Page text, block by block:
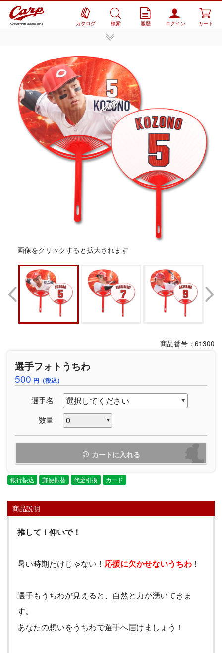
CARP OFFICIAL GOODS SHOP カタログ 検索 履歴 ログイン カート
画像をクリックすると拡大されます
商品番号：61300
選手フォトうちわ
500 円（税込）
選手名
数量
カートに入れる
銀行振込 郵便振替 代金引換 カード
商品説明
推して！仰いで！
暑い時期だけじゃない！ 応援に欠かせないうちわ ！
選手もうちわが見えると、自然と力が湧いてきま
す。
あなたの想いをうちわで選手へ届けましょう！